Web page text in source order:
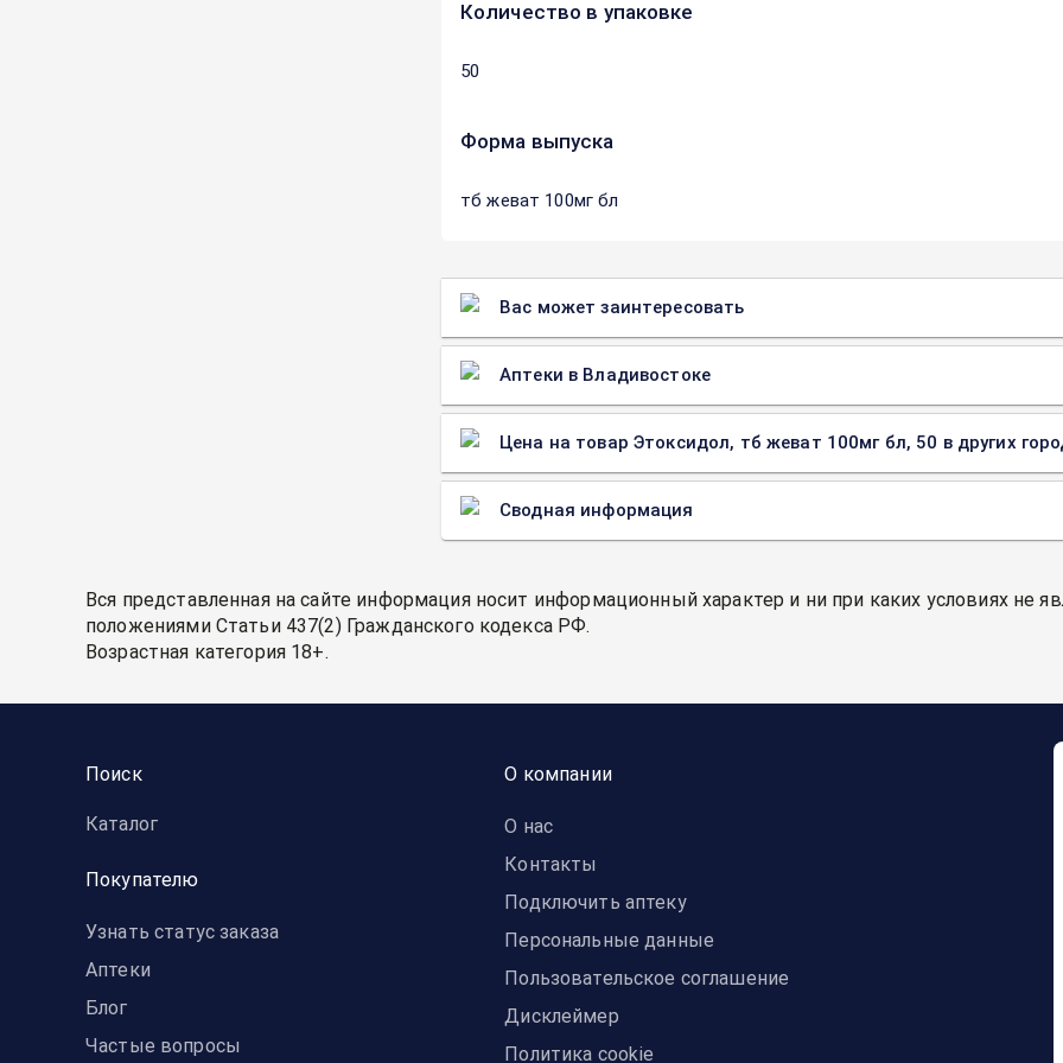
Количество в упаковке
50
Форма выпуска
тб жеват 100мг бл
Вас может заинтересовать
Аптеки в Владивостоке
Цена на товар Этоксидол, тб жеват 100мг бл, 50 в других
Сводная информация
Вся представленная на сайте информация носит информационный характер и ни при каких условиях не
положениями Статьи 437(2) Гражданского кодекса РФ.
Возрастная категория 18+.
Поиск
Каталог
Покупателю
Узнать статус заказа
Аптеки
Блог
Частые вопросы
О компании
О нас
Контакты
Подключить аптеку
Персональные данные
Пользовательское соглашение
Дисклеймер
Политика cookie